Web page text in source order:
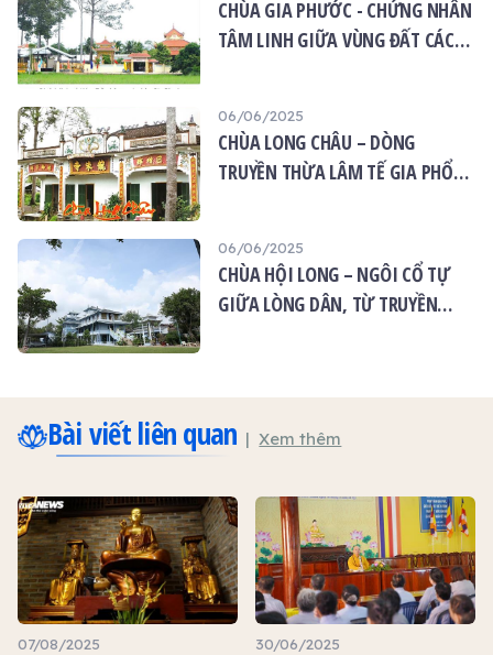
CHÙA GIA PHƯỚC - CHỨNG NHÂN
TÂM LINH GIỮA VÙNG ĐẤT CÁCH
06/06/2025
CHÙA LONG CHÂU – DÒNG
TRUYỀN THỪA LÂM TẾ GIA PHỔ
06/06/2025
CHÙA HỘI LONG – NGÔI CỔ TỰ
GIỮA LÒNG DÂN, TỪ TRUYỀN
Bài viết liên quan Xem thêm
07/08/2025 30/06/2025